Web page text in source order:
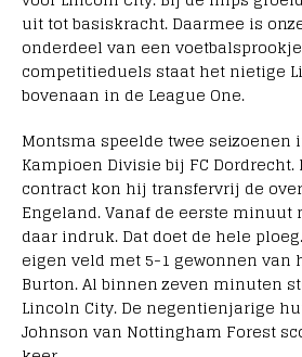
uit tot basiskracht. Daarmee is
onderdeel van een
competitieduels staat het nietige
bovenaan in de League One.
Montsma speelde twee seizoenen
Kampioen Divisie bij FC
contract kon hij transfervrij de
Engeland. Vanaf de eerste minuut
daar indruk. Dat doet de hele
eigen veld met 5-1 gewonnen
Burton. Al binnen zeven minuten
Lincoln City. De negentienjarige
Johnson van Nottingham Forest